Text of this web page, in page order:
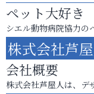
ペット大好き
シエル動物病院協力の
株式会社芦
会社概要
株式会社芦屋人は、デ